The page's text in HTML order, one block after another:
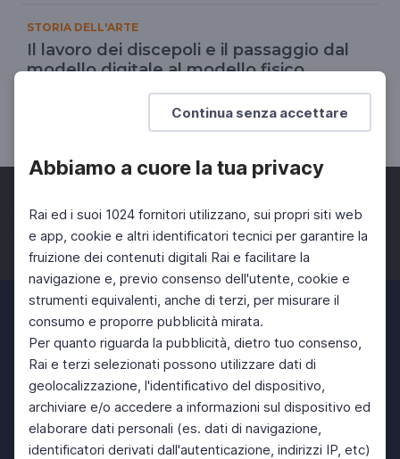
Continua senza accettare
Abbiamo a cuore la tua privacy
Rai ed i suoi 1024 fornitori utilizzano, sui propri siti web
e app, cookie e altri identificatori tecnici per garantire la
fruizione dei contenuti digitali Rai e facilitare la
navigazione e, previo consenso dell'utente, cookie e
strumenti equivalenti, anche di terzi, per misurare il
consumo e proporre pubblicità mirata.
Per quanto riguarda la pubblicità, dietro tuo consenso,
Rai e terzi selezionati possono utilizzare dati di
geolocalizzazione, l'identificativo del dispositivo,
archiviare e/o accedere a informazioni sul dispositivo ed
elaborare dati personali (es. dati di navigazione,
identificatori derivati dall'autenticazione, indirizzi IP, etc)
STORIA DELL'ARTE
Il lavoro dei discepoli e il passaggio dal
modello digitale al modello fisico
I discepoli della natura
SCUOLA SECONDARIA 2°
Facebook Twitter Instagram